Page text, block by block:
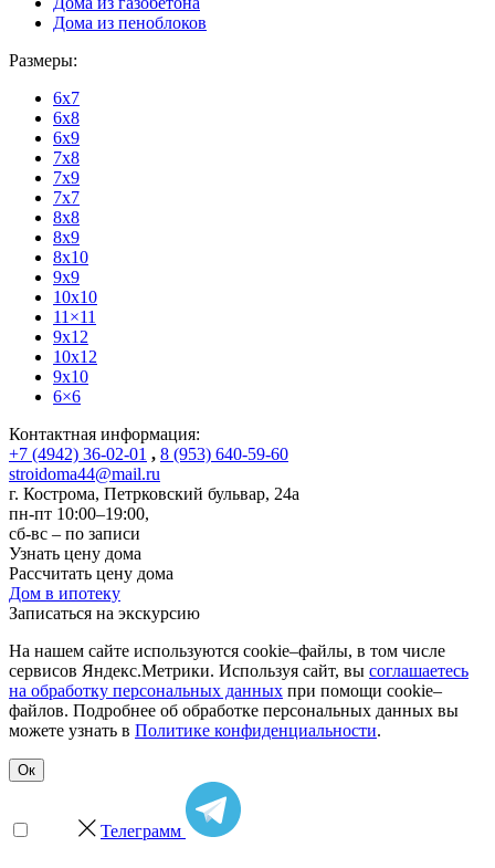
Дома из пеноблоков
Размеры:
6x7
6x8
6x9
7x8
7x9
7x7
8x8
8x9
8x10
9x9
10x10
11×11
9x12
10x12
9x10
6×6
Контактная информация:
+7 (4942) 36-02-01 , 8 (953) 640-59-60
stroidoma44@mail.ru
г. Кострома, Петрковский бульвар, 24а
пн-пт 10:00–19:00,
сб-вс – по записи
Узнать цену дома
Рассчитать цену дома
Дом в ипотеку
Записаться на экскурсию
На нашем сайте используются cookie–файлы, в том числе
сервисов Яндекс.Метрики. Используя сайт, вы соглашаетесь
на обработку персональных данных при помощи cookie–
файлов. Подробнее об обработке персональных данных вы
можете узнать в Политике конфиденциальности.
Ок
Телеграмм